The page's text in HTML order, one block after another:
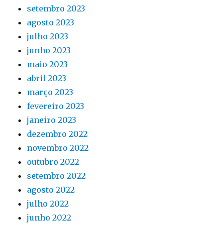
setembro 2023
agosto 2023
julho 2023
junho 2023
maio 2023
abril 2023
março 2023
fevereiro 2023
janeiro 2023
dezembro 2022
novembro 2022
outubro 2022
setembro 2022
agosto 2022
julho 2022
junho 2022